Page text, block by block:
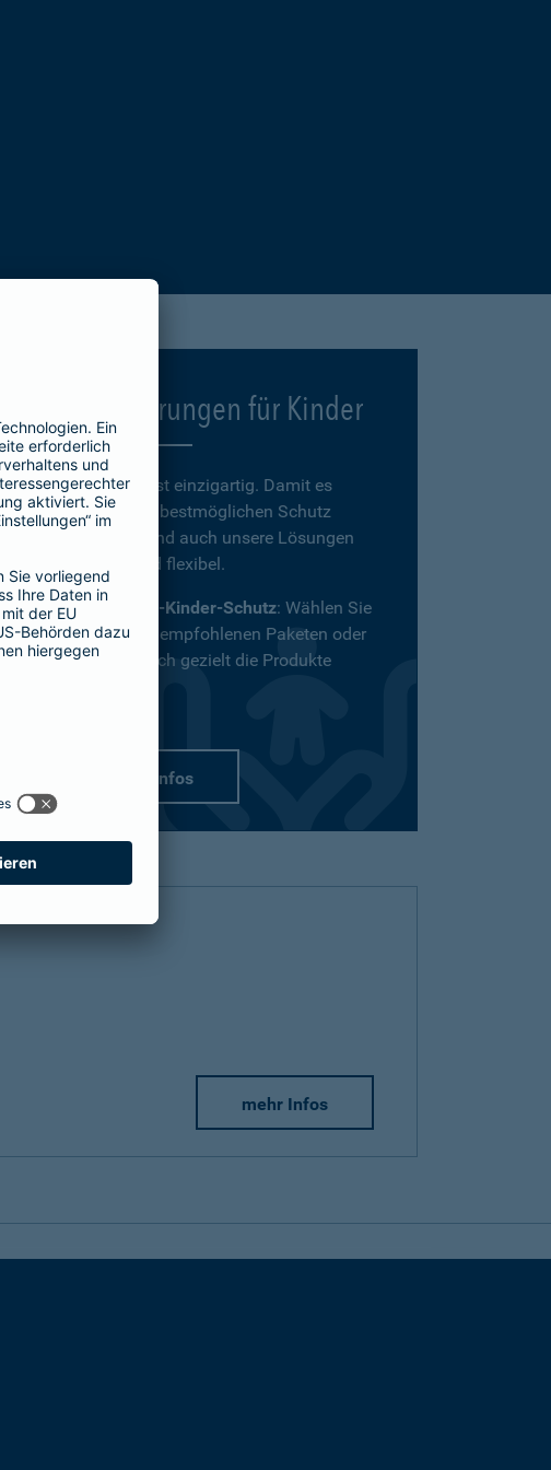
Versicherungen für Kinder
Jedes Kind ist einzigartig. Damit es
definitiv den bestmöglichen Schutz
bekommt, sind auch unsere Lösungen
vielfältig und flexibel.
Passend-für-Kinder-Schutz: Wählen Sie
aus unseren empfohlenen Paketen oder
stellen Sie sich gezielt die Produkte
mehr Infos
mehr Infos